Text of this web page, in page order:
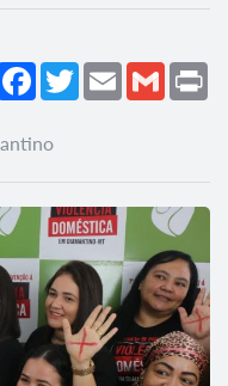
Facebook
TwitterEmail Gmail